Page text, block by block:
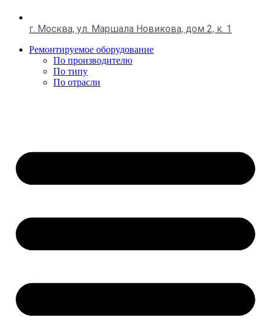
г. Москва, ул. Маршала Новикова, дом 2, к. 1
Ремонтируемое оборудование
По производителю
По типу
По отрасли